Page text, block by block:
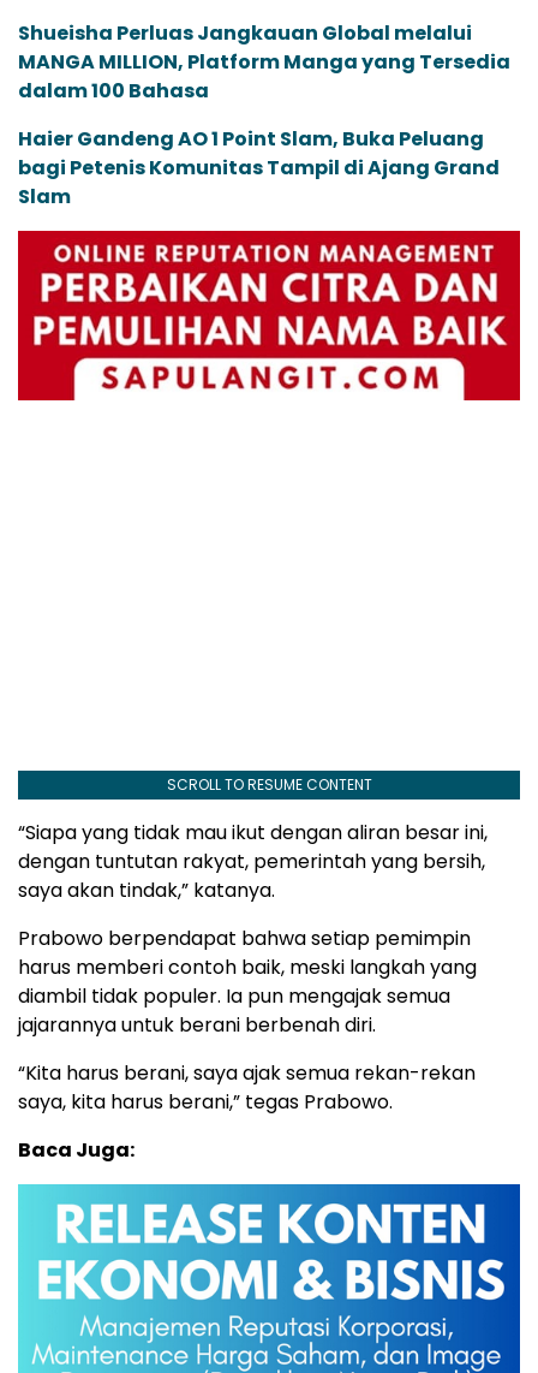
Shueisha Perluas Jangkauan Global melalui
MANGA MILLION, Platform Manga yang Tersedia
dalam 100 Bahasa
Haier Gandeng AO 1 Point Slam, Buka Peluang
bagi Petenis Komunitas Tampil di Ajang Grand
Slam
SCROLL TO RESUME CONTENT
“Siapa yang tidak mau ikut dengan aliran besar ini,
dengan tuntutan rakyat, pemerintah yang bersih,
saya akan tindak,” katanya.
Prabowo berpendapat bahwa setiap pemimpin
harus memberi contoh baik, meski langkah yang
diambil tidak populer. Ia pun mengajak semua
jajarannya untuk berani berbenah diri.
“Kita harus berani, saya ajak semua rekan-rekan
saya, kita harus berani,” tegas Prabowo.
Baca Juga: